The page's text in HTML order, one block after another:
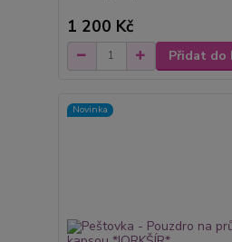
1 200 Kč
Přidat do
Novinka